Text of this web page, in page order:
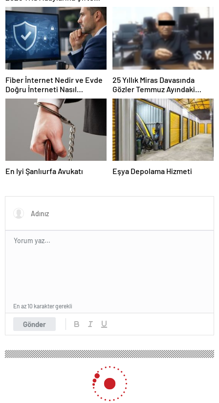
Güvence: Sabit Ücret ve
Kesintisiz Burs
Fiber İnternet Nedir ve Evde
Doğru İnterneti Nasıl
Seçersiniz
25 Yıllık Miras Davasında
Gözler Temmuz Ayındaki
Karar Duruşmasına Çevrildi
En Iyi Şanlıurfa Avukatı Eşya Depolama Hizmeti
Gönder
En az 10 karakter gerekli